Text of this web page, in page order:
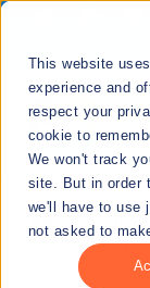
This website
experience and
respect your
cookie to
We won't track
site. But in order
we'll have to use
not asked to
Skip
content
Languages
Sobre
Divisiones
SURE